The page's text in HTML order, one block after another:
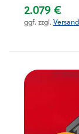
2.079 €
ggf. zzgl. Versand